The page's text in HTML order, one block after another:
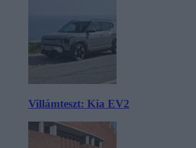
Villámteszt: Kia EV2